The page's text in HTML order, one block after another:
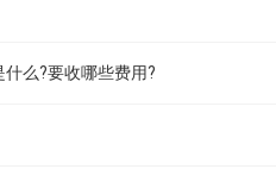
么?要收哪些费用?